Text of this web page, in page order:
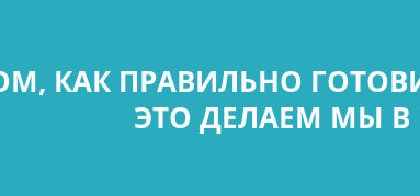
КАК ПРАВИЛЬНО
ЭТО ДЕЛАЕМ МЫ В